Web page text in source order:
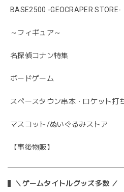
BASE2500 -GEOCRAPER STORE-
～フィギュア～
名探偵コナン特集
ボードゲーム
スペースタウン串本・ロケット打
マスコット/ぬいぐるみストア
【事後物販】
＼ゲームタイトルグッズ多数 ／